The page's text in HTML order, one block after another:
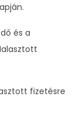
és a
fizetésre